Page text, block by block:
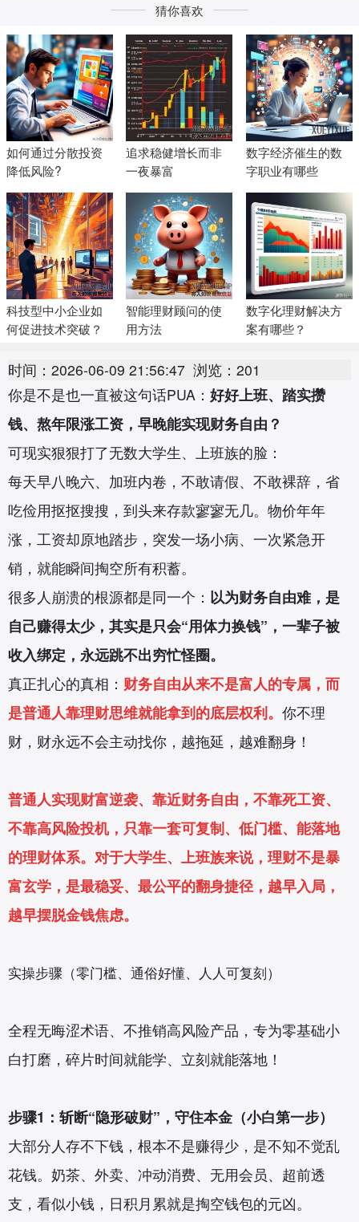
猜你喜欢
如何通过分散投资
降低风险?
追求稳健增长而非
一夜暴富
数字经济催生的数
字职业有哪些
科技型中小企业如
何促进技术突破？
智能理财顾问的使
用方法
数字化理财解决方
案有哪些？
时间：2026-06-09 21:56:47 浏览：201
你是不是也一直被这句话PUA： 好好上班、踏实攒
钱、熬年限涨工资，早晚能实现财务自由？
可现实狠狠打了无数大学生、上班族的脸：
每天早八晚六、加班内卷，不敢请假、不敢裸辞，省
吃俭用抠抠搜搜，到头来存款寥寥无几。物价年年
涨，工资却原地踏步，突发一场小病、一次紧急开
销，就能瞬间掏空所有积蓄。
很多人崩溃的根源都是同一个： 以为财务自由难，是
自己赚得太少，其实是只会“用体力换钱”，一辈子被
收入绑定，永远跳不出穷忙怪圈。
真正扎心的真相： 财务自由从来不是富人的专属，而
是普通人靠理财思维就能拿到的底层权利。 你不理
财，财永远不会主动找你，越拖延，越难翻身！
普通人实现财富逆袭、靠近财务自由，不靠死工资、
不靠高风险投机，只靠一套可复制、低门槛、能落地
的理财体系。对于大学生、上班族来说，理财不是暴
富玄学，是最稳妥、最公平的翻身捷径，越早入局，
越早摆脱金钱焦虑。
实操步骤（零门槛、通俗好懂、人人可复刻）
全程无晦涩术语、不推销高风险产品，专为零基础小
白打磨，碎片时间就能学、立刻就能落地！
步骤1：斩断“隐形破财”，守住本金（小白第一步）
大部分人存不下钱，根本不是赚得少，是不知不觉乱
花钱。奶茶、外卖、冲动消费、无用会员、超前透
支，看似小钱，日积月累就是掏空钱包的元凶。